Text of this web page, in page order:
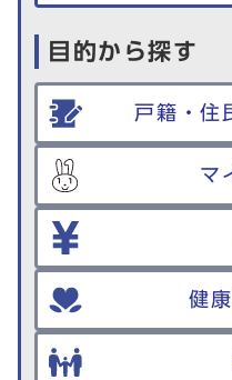
目的から探す
戸籍・住
マ
健